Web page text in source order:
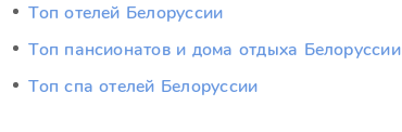
Топ отелей Белоруссии
Топ пансионатов и дома отдыха Белоруссии
Топ спа отелей Белоруссии